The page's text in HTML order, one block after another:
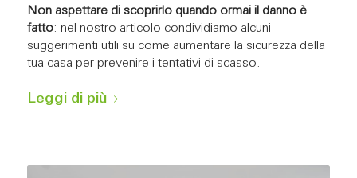
Non aspettare di scoprirlo quando ormai il danno è
fatto: nel nostro articolo condividiamo alcuni
suggerimenti utili su come aumentare la sicurezza della
tua casa per prevenire i tentativi di scasso.
Leggi di più